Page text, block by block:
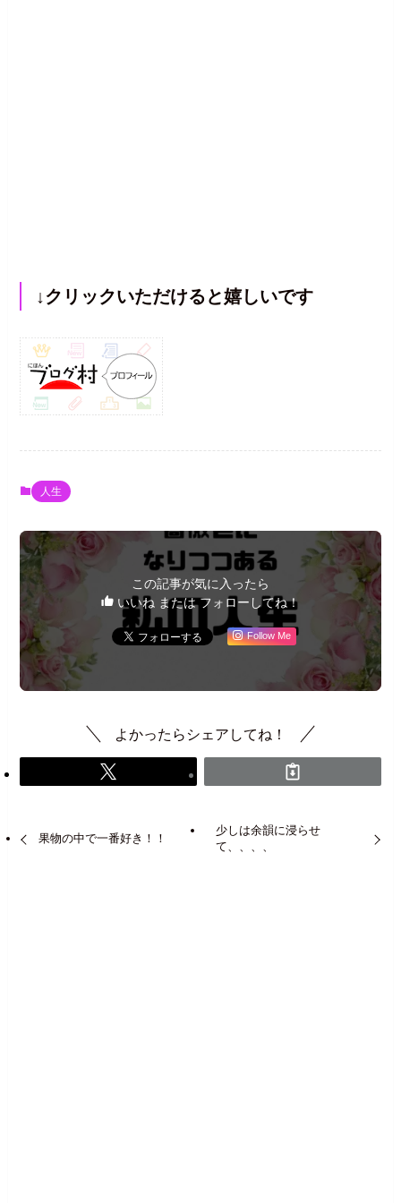
↓クリックいただけると嬉しいです
人生
この記事が気に入ったら
いいね または フォローしてね！
Follow Me
よかったらシェアしてね！
果物の中で一番好き！！
少しは余韻に浸らせ
て、、、、